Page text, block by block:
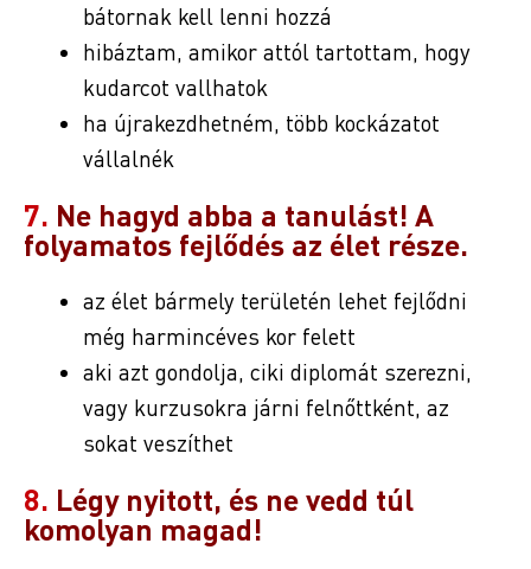
bátornak kell lenni hozzá
hibáztam, amikor attól tartottam, hogy
kudarcot vallhatok
ha újrakezdhetném, több kockázatot
vállalnék
7. Ne hagyd abba a tanulást! A
folyamatos fejlődés az élet része.
az élet bármely területén lehet fejlődni
még harmincéves kor felett
aki azt gondolja, ciki diplomát szerezni,
vagy kurzusokra járni felnőttként, az
sokat veszíthet
8. Légy nyitott, és ne vedd túl
komolyan magad!